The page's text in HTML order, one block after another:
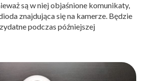
są w niej objaśnione komunikaty,
znajdująca się na kamerze. Będzie
podczas późniejszej